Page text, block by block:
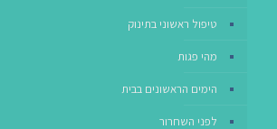
טיפול ראשוני בתינוק
מהי פגות
הימים הראשונים בבית
לפני השחרור